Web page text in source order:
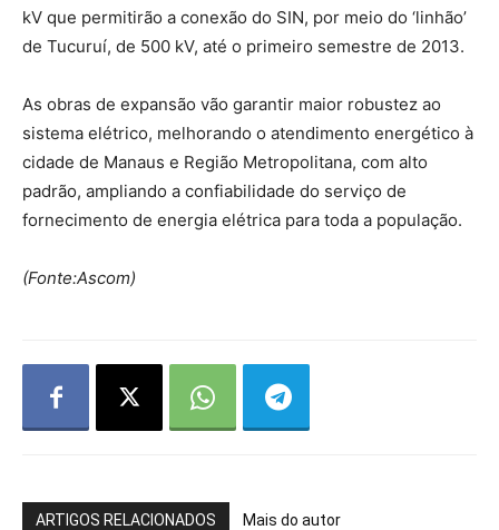
kV que permitirão a conexão do SIN, por meio do ‘linhão’
de Tucuruí, de 500 kV, até o primeiro semestre de 2013.
As obras de expansão vão garantir maior robustez ao
sistema elétrico, melhorando o atendimento energético à
cidade de Manaus e Região Metropolitana, com alto
padrão, ampliando a confiabilidade do serviço de
fornecimento de energia elétrica para toda a população.
(Fonte:Ascom)
ARTIGOS RELACIONADOS Mais do autor